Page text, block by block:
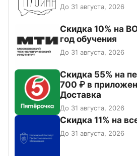
До 31 августа, 2026
Скидка 10% на
год обучения
До 31 августа, 2026
Скидка 55% на
700 ₽ в
Доставка
До 31 августа, 2026
Скидка 11% на
До 31 августа, 2026